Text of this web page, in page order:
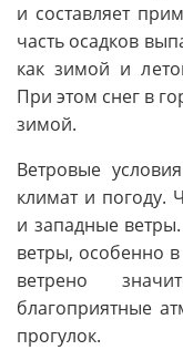
и составляет
часть осадков
как зимой и
При этом снег в
зимой.
Ветровые
климат и погоду.
и западные
ветры, особенно
ветрено
благоприятные
прогулок.